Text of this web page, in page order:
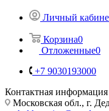
Личный
Корзина0
Отложенные0
+7 9030193000
Контактная информация
Московская обл., г.